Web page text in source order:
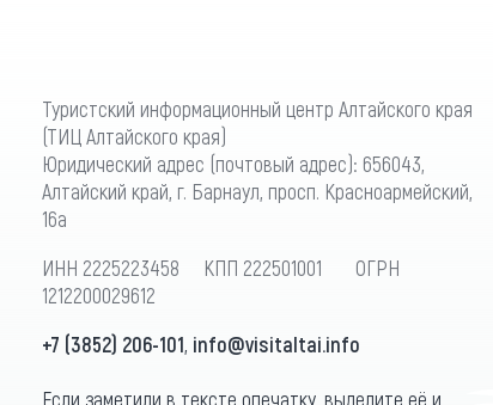
Туристский информационный центр Алтайского края
(ТИЦ Алтайского края)
Юридический адрес (почтовый адрес): 656043,
Алтайский край, г. Барнаул, просп. Красноармейский,
16а
ИНН 2225223458 КПП 222501001 ОГРН
1212200029612
+7 (3852) 206-101, info@visitaltai.info
Если заметили в тексте опечатку, выделите её и